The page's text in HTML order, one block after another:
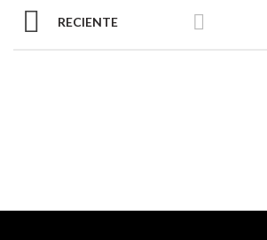
RECIENTE